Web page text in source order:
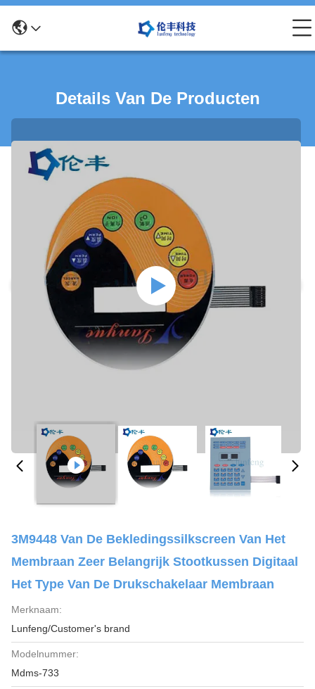
Details Van De Producten
3M9448 Van De Bekledingssilkscreen Van Het
Membraan Zeer Belangrijk Stootkussen Digitaal
Het Type Van De Drukschakelaar Membraan
Merknaam:
Lunfeng/Customer's brand
Modelnummer:
Mdms-733